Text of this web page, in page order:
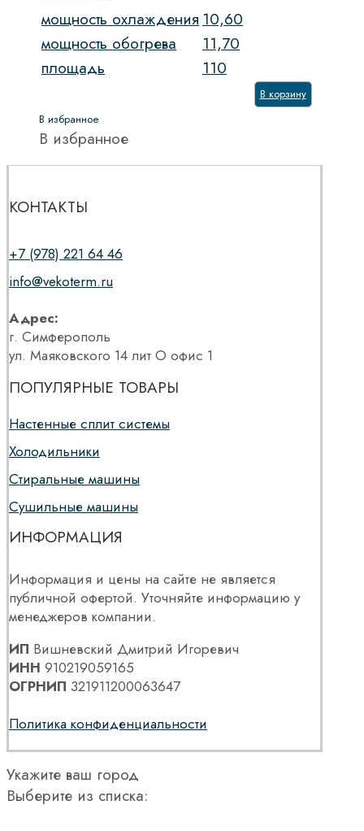
мощность охлаждения 10,60
мощность обогрева
11,70
площадь
110
В корзину
В избранное
В избранное
КОНТАКТЫ
+7 (978) 221 64 46
info@vekoterm.ru
Адрес:
г. Симферополь
ул. Маяковского 14 лит О офис 1
ПОПУЛЯРНЫЕ ТОВАРЫ
Настенные сплит системы
Холодильники
Стиральные машины
Сушильные машины
ИНФОРМАЦИЯ
Информация и цены на сайте не является
публичной офертой. Уточняйте информацию у
менеджеров компании.
ИП Вишневский Дмитрий Игоревич
ИНН 910219059165
ОГРНИП 321911200063647
Политика конфиденциальности
Укажите ваш город
Выберите из списка: